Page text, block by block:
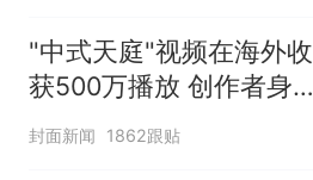
"中式天庭"视频在海外收
获500万播放 创作者身份
披露
封面新闻 1862跟贴